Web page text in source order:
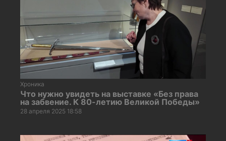
Хроника
Что нужно увидеть на выставке «Без права
на забвение. К 80-летию Великой Победы»
28 апреля 2025 18:58